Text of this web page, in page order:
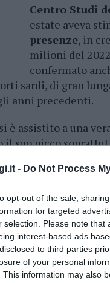
- Do Not Process
opt-out of the sale,
for targeted
selection. Please note
interest-based ads
to third parties
of your personal
This information may also
Centro Studi
estate aveva
presenze, in
milioni del
confermato
sardi, di gran
anni precedenti.
è assistito a una
il suo picco
un esempio
una selezione di
villaggi, B&B e
la Sardegna
consolidato
garantire una